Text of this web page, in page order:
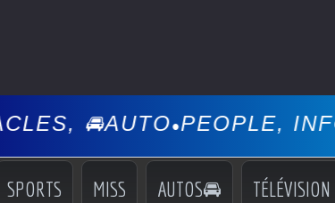
•PEOPLE, INFOS,
SPORTS MISS AUTOS🚘 TÉLÉVISION